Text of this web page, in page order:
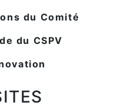
du Comité
du CSPV